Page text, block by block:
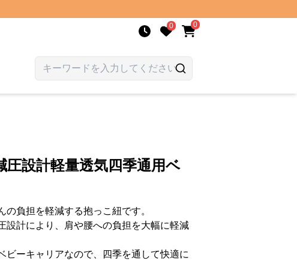
0 0
圧設計軽量透気四季通用ベ
の負担を軽減する抱っこ紐です。
設計により、肩や腰への負担を大幅に軽減
ビーキャリアなので、四季を通して快適に